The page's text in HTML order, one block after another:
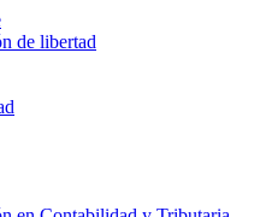
de libertad